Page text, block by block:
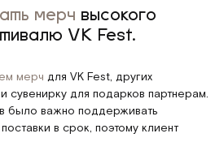
мерч высокого
VK Fest.
мерч для VK Fest, других
сувенирку для подарков партнерам.
было важно поддерживать
в срок, поэтому клиент